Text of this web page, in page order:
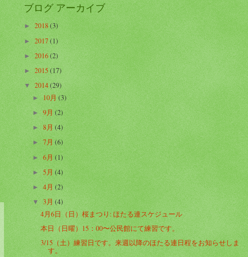
ブログ アーカイブ
►2018(3)
►2017(1)
►2016(2)
►2015(17)
▼2014(29)
►10月(3)
►9月(2)
►8月(4)
►7月(6)
►6月 (1)
► 5月(4)
►4月(2)
▼3月 (4)
4月6日（日）桜まつり: ほたる連スケジュール
本日（日曜）15：00〜公民館にて練習です。
3/15（土）練習日です。来週以降のほたる連日程をお知らせしま
す。